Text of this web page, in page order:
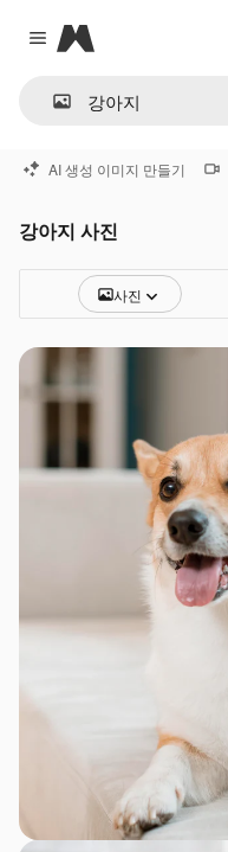
Close menu
Magnific
AI 생성 이미지 만들기
강아지 사진
사진